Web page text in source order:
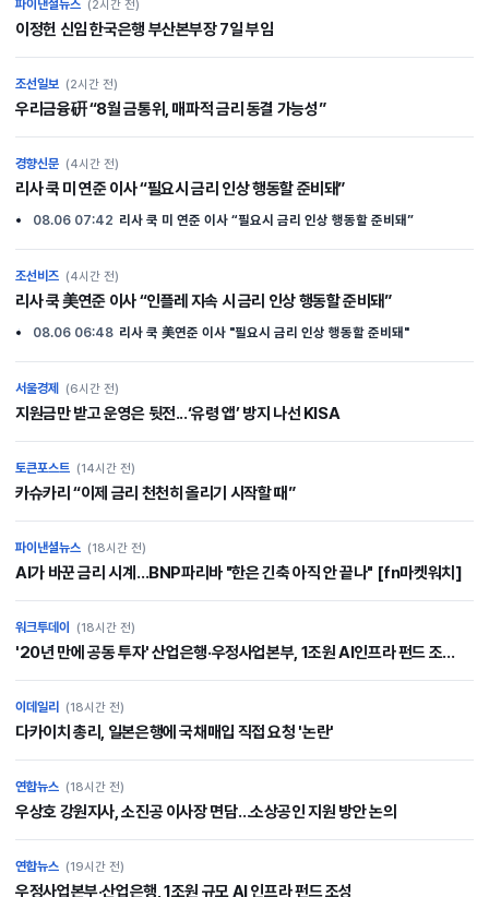
파이낸셜뉴스 (2시간 전)
이정헌 신임 한국은행 부산본부장 7일 부임
조선일보 (2시간 전)
우리금융硏 “8월 금통위, 매파적 금리 동결 가능성”
경향신문 (4시간 전)
리사 쿡 미 연준 이사 “필요시 금리 인상 행동할 준비돼”
08.06 07:42 리사 쿡 미 연준 이사 “필요시 금리 인상 행동할 준비돼”
조선비즈 (4시간 전)
리사 쿡 美연준 이사 “인플레 지속 시 금리 인상 행동할 준비돼”
08.06 06:48 리사 쿡 美연준 이사 "필요시 금리 인상 행동할 준비돼"
서울경제 (6시간 전)
지원금만 받고 운영은 뒷전...‘유령 앱’ 방지 나선 KISA
토큰포스트 (14시간 전)
카슈카리 “이제 금리 천천히 올리기 시작할 때”
파이낸셜뉴스 (18시간 전)
AI가 바꾼 금리 시계…BNP파리바 "한은 긴축 아직 안 끝나" [fn마켓워치]
워크투데이 (18시간 전)
'20년 만에 공동 투자' 산업은행·우정사업본부, 1조원 AI인프라 펀드 조...
이데일리 (18시간 전)
다카이치 총리, 일본은행에 국채매입 직접 요청 '논란'
연합뉴스 (18시간 전)
우상호 강원지사, 소진공 이사장 면담…소상공인 지원 방안 논의
연합뉴스 (19시간 전)
우정사업본부·산업은행, 1조원 규모 AI 인프라 펀드 조성